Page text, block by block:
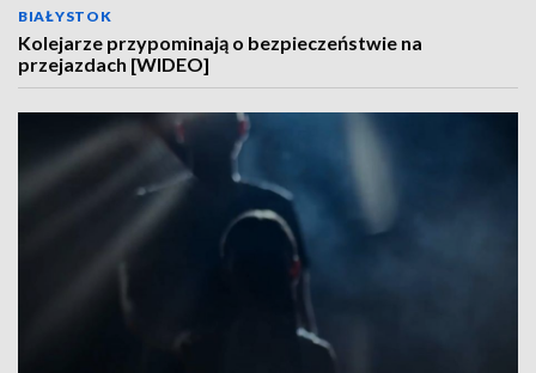
BIAŁYSTOK
Kolejarze przypominają o bezpieczeństwie na
przejazdach [WIDEO]